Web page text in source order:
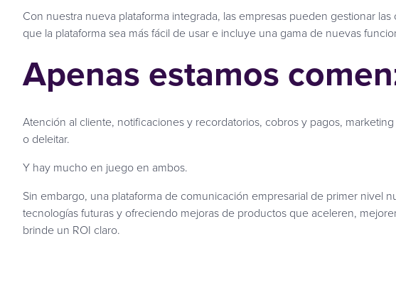
Con nuestra nueva plataforma integrada, las empresas pueden gestionar
que la plataforma sea más fácil de usar e incluye una gama de nuevas
Apenas estamos
Atención al cliente, notificaciones y recordatorios, cobros y pagos,
o deleitar.
Y hay mucho en juego en ambos.
Sin embargo, una plataforma de comunicación empresarial de primer nivel
tecnologías futuras y ofreciendo mejoras de productos que aceleren,
brinde un ROI claro.